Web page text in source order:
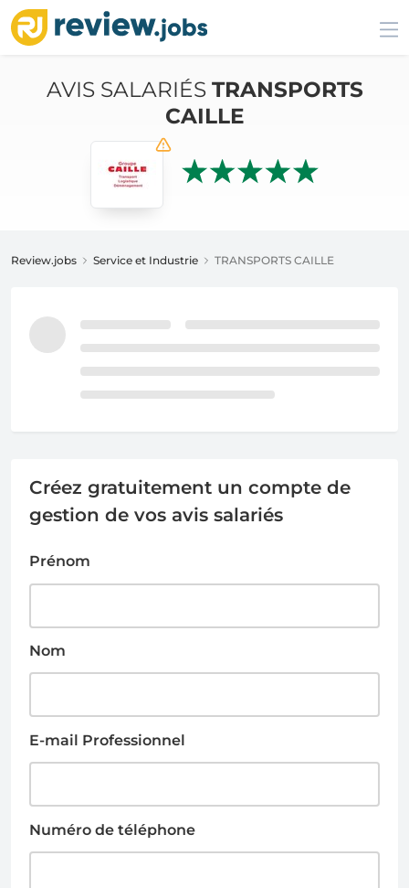
AVIS SALARIÉS TRANSPORTS
CAILLE
Review.jobs Service et Industrie TRANSPORTS CAILLE
Créez gratuitement un compte de
gestion de vos avis salariés
Prénom
Nom
E-mail Professionnel
Numéro de téléphone